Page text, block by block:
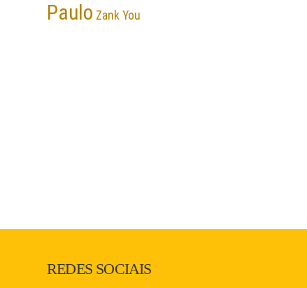
Paulo Zank You
REDES SOCIAIS